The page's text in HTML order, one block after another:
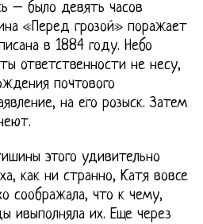
– было девять часов
«Перед грозой» поражает
в 1884 году. Небо
ответственности не несу,
почтового
на его розыск. Затем
этого удивительно
как ни странно, Катя вовсе
соображала, что к чему,
ивыполняла их. Еще через